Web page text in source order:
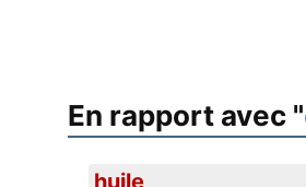
En rapport avec "